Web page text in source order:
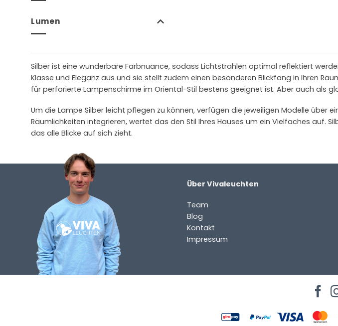
Lumen
Silber ist eine wunderbare Farbnuance, sodass Lichtstrahlen optimal reflektiert
Klasse und Eleganz aus und sie stellt zudem einen besonderen Blickfang in Ihren
für perforierte Lampenschirme im Oriental-Stil bestens geeignet ist. Aber auch als
Um die Lampe Silber leicht pflegen zu können, verfügen die jeweiligen Modelle über
Räumlichkeiten integrieren, wertet das den Stil Ihres Hauses um ein Vielfaches auf.
das alle Blicke auf sich zieht.
Über Vivaleuchten
Team
Blog
Kontakt
Impressum